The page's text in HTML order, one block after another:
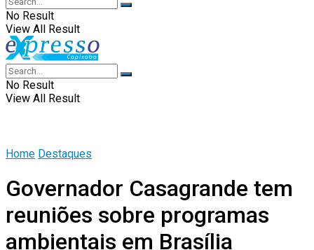
No Result
View All Result
No Result
View All Result
Home Destaques
Governador Casagrande tem
reuniões sobre programas
ambientais em Brasília